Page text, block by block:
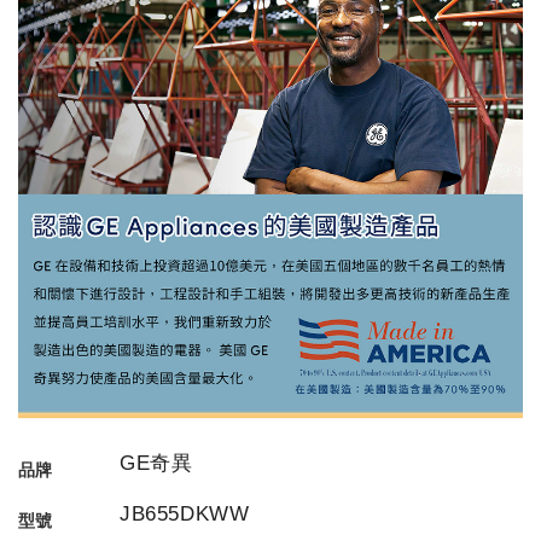
品牌 GE奇異
型號 JB655DKWW